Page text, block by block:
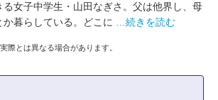
る女子中学生・山田なぎさ。父は他界し、母
暮らしている。どこに
…続きを読む
際とは異なる場合があります。